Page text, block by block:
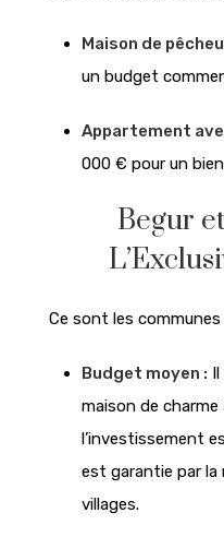
Maison de
un budget
Appartement
000 € pour un
Begur
Ce sont les
Budget moyen :
maison de charme
l’investissement
est garantie par la
villages.